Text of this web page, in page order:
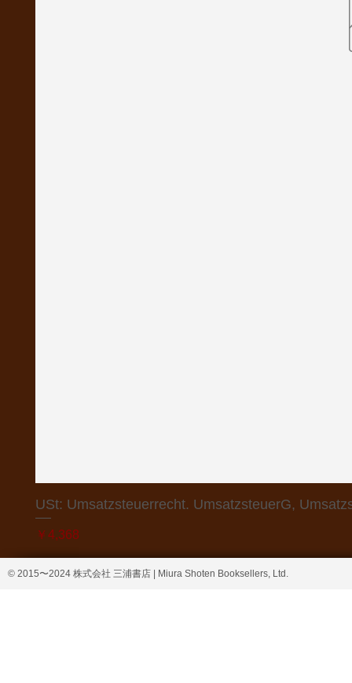
USt: Umsatzsteuerrecht. UmsatzsteuerG,
価格
￥4,368
© 2015〜2024 株式会社 三浦書店 | Miura Shoten Booksellers, Ltd.